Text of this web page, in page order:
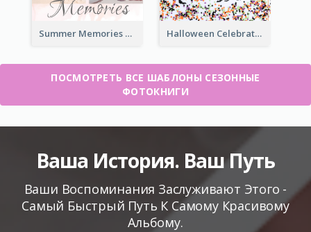
Summer Memories Seasonal Photo Book Halloween Celebration Photo Book
ПОСМОТРЕТЬ ВСЕ ШАБЛОНЫ СЕЗОННЫЕ
ФОТОКНИГИ
Ваша История. Ваш Путь
Ваши Воспоминания Заслуживают Этого -
Самый Быстрый Путь К Самому Красивому
Альбому.